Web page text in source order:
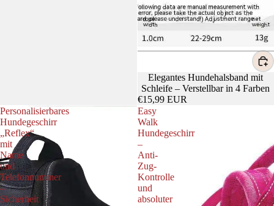
Elegantes Hundehalsband mit
Schleife – Verstellbar in 4 Farben
€15,99 EUR
Personalisierbares
Hundegeschirr
„Reflex“
mit
Name
und
Telefonnummer
–
Sicherheit
Easy
Walk
Hundegeschirr
–
Anti-
Zug-
Kontrolle
und
absoluter